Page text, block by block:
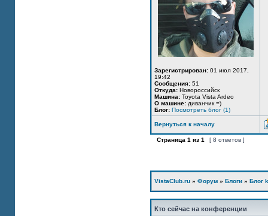
Зарегистрирован: 01 июл 2017,
19:42
Сообщения: 51
Откуда: Новороссийск
Машина: Toyota Vista Ardeo
О машине: диванчик =)
Блог: Посмотреть блог (1)
Вернуться к началу
Страница 1 из 1 [ 8 ответов ]
VistaClub.ru » Форум » Блоги » Блог
Кто сейчас на конференции